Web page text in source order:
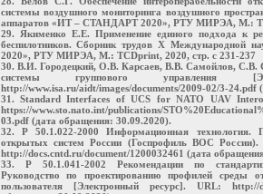
системы воздушного мониторинга воздушного
аппаратов «ИТ – СТАНДАРТ 2020», РТУ МИРЭА, М.:
29. Якименко Е.Е. Применение единого подхода к
беспилотников. Сборник трудов X Международной
2020», РТУ МИРЭА, М.: TCDprint, 2020, стр. с 231-237
30. В.И. Городецкий, О.В. Карсаев, В.В. Самойлов, С.В.
системы группового управления
http://www.isa.ru/aidt/images/documents/2009-02/3-24.pdf
31. Standard Interfaces of UCS for NATO UAV
https://www.sto.nato.int/publications/
03.pdf (дата обращения: 30.09.2020).
32. Р 50.1.022-2000 Информационная технология.
открытых систем России (Госпрофиль ВОС
http://docs.cntd.ru/document/1200032461 (дата
33. Р 50.1.041-2002 Рекомендации по
Руководство по проектированию профилей среды
пользователя [Электронный ресурс]. URL: http://